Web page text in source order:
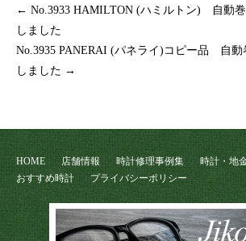
← No.3933 HAMILTON (ハミルトン) 自動
しました
No.3935 PANERAI (パネライ)コピー品 自動
しました →
HOME 店舗情報 時計修理事例集
時計・地
おすすめ時計
プライバシーポリシー